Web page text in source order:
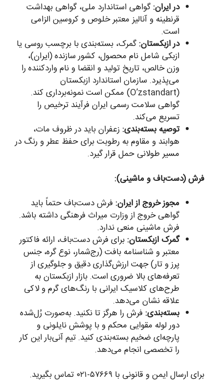
در ایران: گواهی استاندارد ملی، گواهی بهداشت
قرنطینه و آنالیز معتبر خلوص و کروسین الزامی
است.
در ازبکستان: گمرک، بسته‌بندی با برچسب روسی یا
ازبکی شامل نام محصول، کشور سازنده (ایران)،
وزن خالص، تاریخ تولید و انقضا و نام واردکننده را
می‌پذیرد. سازمان استاندارد ازبکستان
(O’zstandart) ممکن است نمونه‌برداری کند.
گواهی سلامت رسمی ایران فرآیند ترخیص را
تسریع می‌کند.
توصیه بسته‌بندی: زعفران باید در ظروف مات،
هوابند و مقاوم به رطوبت برای حفظ عطر و رنگ در
مسیر طولانی حمل قرار گیرد.
فرش (دست‌باف و ماشینی):
مجوز خروج از ایران: فرش دست‌باف حتماً باید
گواهی خروج از وزارت میراث فرهنگی داشته باشد.
فرش ماشینی منعی ندارد.
گمرک ازبکستان: برای فرش دست‌باف، ارائه فاکتور
معتبر و شناسنامه بافت (رج‌شمار، نوع گره، جنس
پرز و تار) جهت ارزش‌گذاری دقیق و جلوگیری از
تعرفه‌های بالا ضروری است. بازار ازبکستان به
طرح‌های کلاسیک ایرانی با رنگ‌های گرم و لاکی
علاقه نشان می‌دهد.
بسته‌بندی: فرش را هرگز تا نکنید. به‌صورت رُل‌شده
دور لوله مقوایی محکم و با پوشش نایلونی و
پارچه‌ای ضخیم بسته‌بندی کنید. تیم آنی‌بار این کار
را تخصصی انجام می‌دهد.
برای ارسال ایمن و قانونی با ۵۷۶۶۹-۰۲۱ تماس بگیرید.